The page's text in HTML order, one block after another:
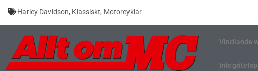
Harley Davidson, Klassiskt, Motorcyklar
Vindlande